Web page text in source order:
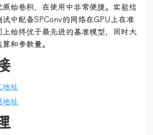
始卷积，在使用中非常便捷。实验结
中配备SPConv的网络在GPU上在准
始终优于最先进的基准模型，同时大
和参数量。
地址
地址